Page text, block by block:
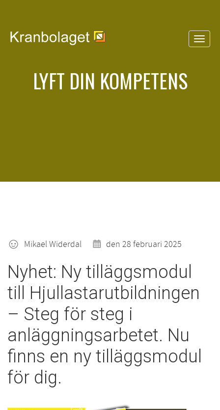
LYFT DIN KOMPETENS
Mikael Widerdal den 28 februari 2025
Nyhet: Ny tilläggsmodul
till Hjullastarutbildningen
– Steg för steg i
anläggningsarbetet. Nu
finns en ny tilläggsmodul
för dig.